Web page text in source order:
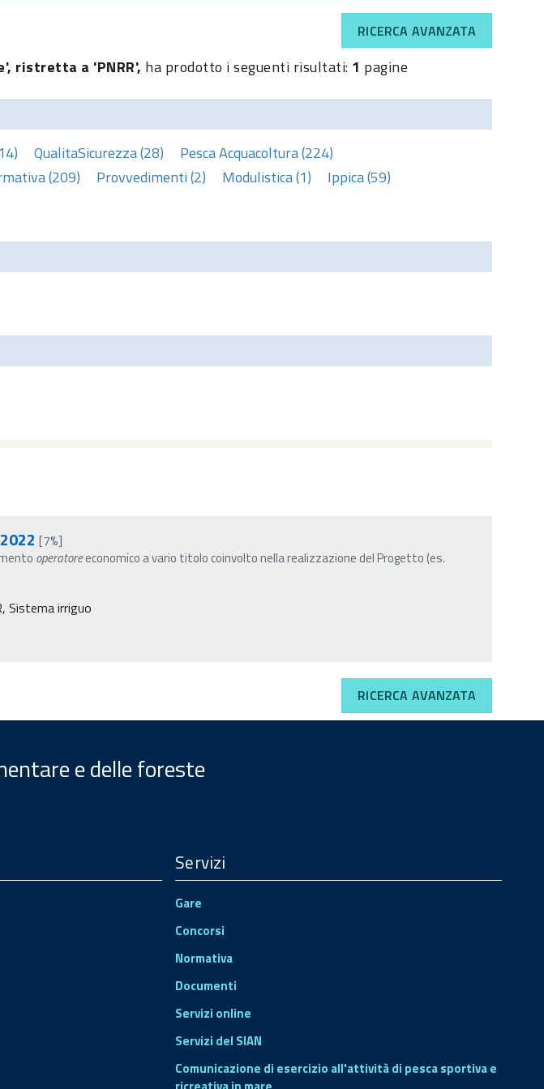
RICERCA AVANZATA
ristretta a 'PNRR', ha prodotto i seguenti risultati: 1 pagine
QualitaSicurezza (28)
Pesca Acquacoltura (224)
(209) Provvedimenti (2) Modulistica (1)
Ippica (59)
[7%]
operatoreeconomico a vario titolo coinvolto nella realizzazione del Progetto (es.
Sistema irriguo
RICERCA AVANZATA
e delle foreste
Servizi
Gare
Concorsi
Normativa
Documenti
Servizi online
Servizi del SIAN
Comunicazione di esercizio all'attività di pesca sportiva e